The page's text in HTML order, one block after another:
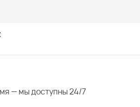
— мы доступны 24/7